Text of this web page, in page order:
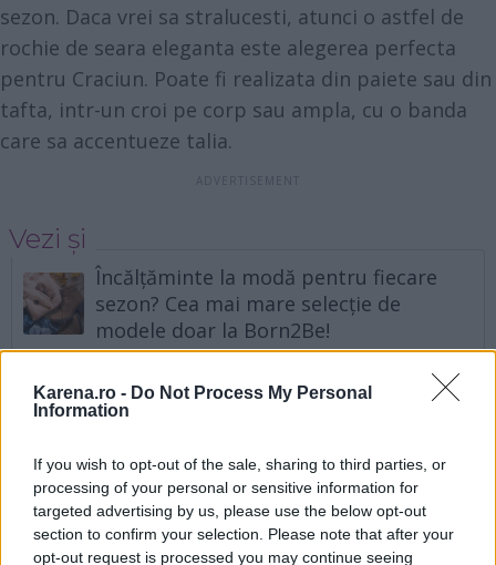
Karena.ro - Do Not Process My Personal
Information
If you wish to opt-out of the sale, sharing to third parties, or
processing of your personal or sensitive information for
targeted advertising by us, please use the below opt-out
section to confirm your selection. Please note that after your
opt-out request is processed you may continue seeing
sezon. Daca vrei sa stralucesti, atunci o astfel de
rochie de seara eleganta este alegerea perfecta
pentru Craciun. Poate fi realizata din paiete sau din
tafta, intr-un croi pe corp sau ampla, cu o banda
care sa accentueze talia.
Vezi și
Încălțăminte la modă pentru fiecare
sezon? Cea mai mare selecție de
modele doar la Born2Be!
devină mireasă. A probat 70 de rochii
până să aleagă ce va purta
11 modele de manichiură care nu se
mai poartă în oamna 2024